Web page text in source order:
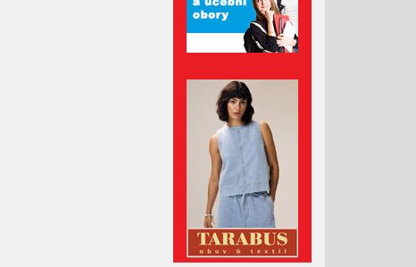
Červenec 2021
Červen 2021
Duben 2021
Březen 2021
Únor 2021
Leden 2021
Prosinec 2020
Listopad 2020
Říjen 2020